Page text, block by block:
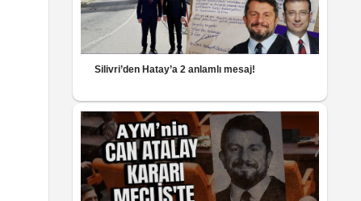
Silivri’den Hatay’a 2 anlamlı mesaj!